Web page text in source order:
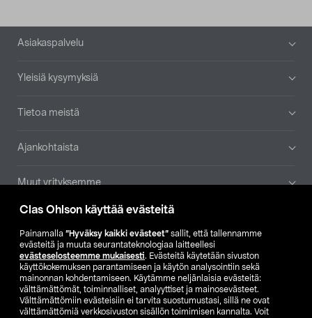
Clas Ohlson käyttää evästeitä
Painamalla ”Hyväksy kaikki evästeet” sallit, että tallennamme
evästeitä ja muuta seurantateknologiaa laitteellesi
evästeselosteemme mukaisesti. Evästeitä käytetään sivuston
käyttökokemuksen parantamiseen ja käytön analysointiin sekä
mainonnan kohdentamiseen. Käytämme neljänlaisia evästeitä:
välttämättömät, toiminnalliset, analyyttiset ja mainosevästeet.
Välttämättömiin evästeisiin ei tarvita suostumustasi, sillä ne ovat
välttämättömiä verkkosivuston sisällön toimimisen kannalta. Voit
Alatunniste
Asiakaspalvelu
Yleisiä kysymyksiä
Tietoa meistä
Ajankohtaista
Muut yrityksemme
Etsi myymälä
SE NO FI
FI SV